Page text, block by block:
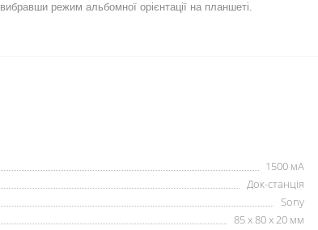
режим альбомної орієнтації на планшеті.
1500 мА
Док-станція
Sony
85 x 80 x 20 мм